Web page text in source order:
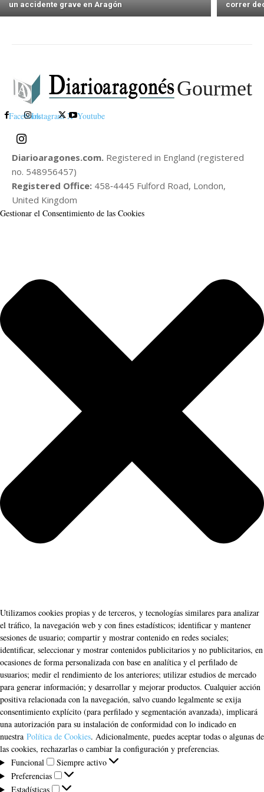
un accidente grave en Aragón
correr
Gourmet
FacebookInstagram X Youtube
Diarioaragones.com. Registered in England (registered
no. 548956457)
Registered Office: 458‑4445 Fulford Road, London,
United Kingdom
Gestionar el Consentimiento de las Cookies
Utilizamos cookies propias y de terceros, y tecnologías similares para analizar
el tráfico, la navegación web y con fines estadísticos; identificar y mantener
sesiones de usuario; compartir y mostrar contenido en redes sociales;
identificar, seleccionar y mostrar contenidos publicitarios y no publicitarios, en
ocasiones de forma personalizada con base en analítica y el perfilado de
usuarios; medir el rendimiento de los anteriores; utilizar estudios de mercado
para generar información; y desarrollar y mejorar productos. Cualquier acción
positiva relacionada con la navegación, salvo cuando legalmente se exija
consentimiento explícito (para perfilado y segmentación avanzada), implicará
una autorización para su instalación de conformidad con lo indicado en
nuestra Política de Cookies. Adicionalmente, puedes aceptar todas o algunas de
las cookies, rechazarlas o cambiar la configuración y preferencias.
Funcional
Funcional
Siempre activo
Preferencias
Preferencias
Estadísticas
Estadísticas